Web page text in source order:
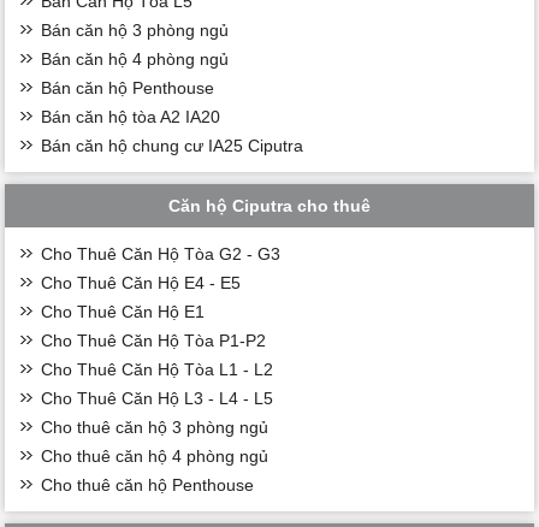
Bán căn hộ 3 phòng ngủ
Bán căn hộ 4 phòng ngủ
Bán căn hộ Penthouse
Bán căn hộ tòa A2 IA20
Bán căn hộ chung cư IA25 Ciputra
Căn hộ Ciputra cho thuê
Cho Thuê Căn Hộ Tòa G2 - G3
Cho Thuê Căn Hộ E4 - E5
Cho Thuê Căn Hộ E1
Cho Thuê Căn Hộ Tòa P1-P2
Cho Thuê Căn Hộ Tòa L1 - L2
Cho Thuê Căn Hộ L3 - L4 - L5
Cho thuê căn hộ 3 phòng ngủ
Cho thuê căn hộ 4 phòng ngủ
Cho thuê căn hộ Penthouse